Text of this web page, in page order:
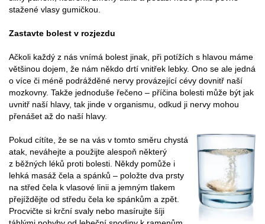
stažené vlasy gumičkou.
Zastavte bolest v rozjezdu
Ačkoli každý z nás vnímá bolest jinak, při potížích s hlavou máme
většinou dojem, že nám někdo drtí vnitřek lebky. Ono se ale jedná
o více či méně podrážděné nervy provázející cévy dovnitř naší
mozkovny. Takže jednoduše řečeno – příčina bolesti může být jak
uvnitř naší hlavy, tak jinde v organismu, odkud ji nervy mohou
přenášet až do naší hlavy.
Pokud cítíte, že se na vás v tomto směru chystá
atak, neváhejte a použijte alespoň některý
z běžných léků proti bolesti. Někdy pomůže i
lehká masáž čela a spánků – položte dva prsty
na střed čela k vlasové linii a jemným tlakem
přejíždějte od středu čela ke spánkům a zpět.
Procvičte si krční svaly nebo masírujte šíji